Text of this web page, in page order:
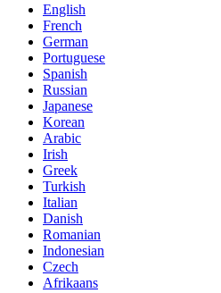
English
French
German
Portuguese
Spanish
Russian
Japanese
Korean
Arabic
Irish
Greek
Turkish
Italian
Danish
Romanian
Indonesian
Czech
Afrikaans